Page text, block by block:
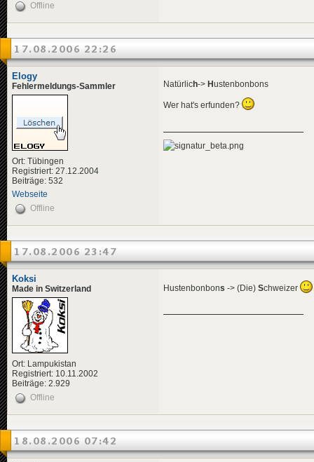
Offline
17.08.2006 22:26
Elogy
Fehlermeldungs-Sammler
Ort: Tübingen
Registriert: 27.12.2004
Beiträge: 532
Webseite
Natürlich-> H ustenbonbons
Wer hat's erfunden?
Offline
17.08.2006 23:47
Koksi
Made in Switzerland
Ort: Lampukistan
Registriert: 10.11.2002
Beiträge: 2.929
Hustenbonbons -> (Die) Schweizer
Offline
18.08.2006 07:42